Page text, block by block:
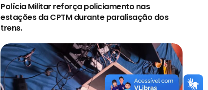
Polícia Militar reforça policiamento nas
estações da CPTM durante paralisação dos
trens.